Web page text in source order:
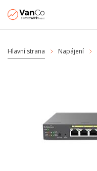
Hlavní strana Napájení